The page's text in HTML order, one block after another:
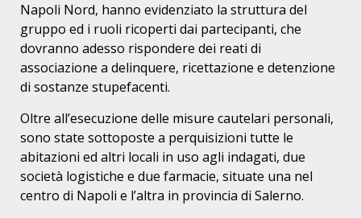
Napoli Nord, hanno evidenziato la struttura del
gruppo ed i ruoli ricoperti dai partecipanti, che
dovranno adesso rispondere dei reati di
associazione a delinquere, ricettazione e detenzione
di sostanze stupefacenti.
Oltre all’esecuzione delle misure cautelari personali,
sono state sottoposte a perquisizioni tutte le
abitazioni ed altri locali in uso agli indagati, due
società logistiche e due farmacie, situate una nel
centro di Napoli e l’altra in provincia di Salerno.